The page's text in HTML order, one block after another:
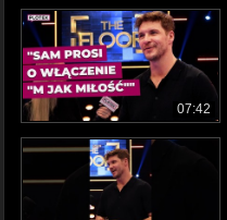
07:42